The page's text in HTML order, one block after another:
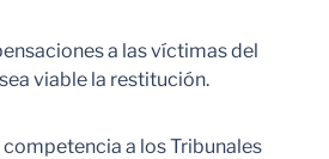
a las víctimas del
viable la restitución.
a los Tribunales